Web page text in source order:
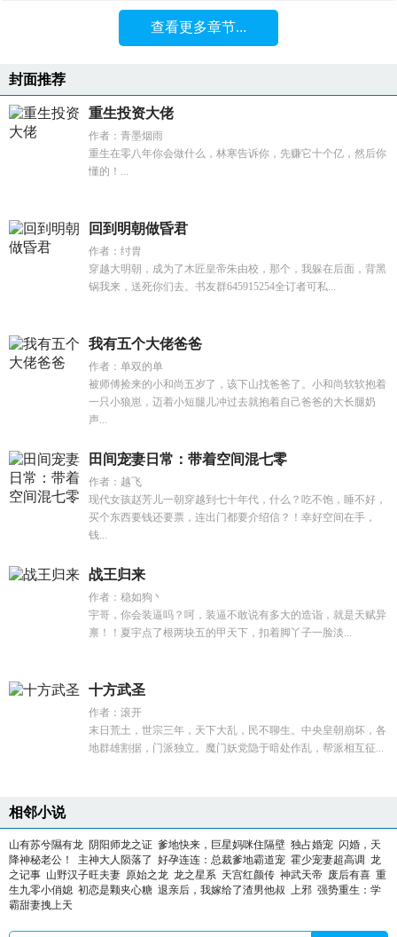
查看更多章节...
封面推荐
重生投资大佬
作者：青墨烟雨
重生在零八年你会做什么，林寒告诉你，先赚它十个亿，然后你
懂的！...
回到明朝做昏君
作者：纣胄
穿越大明朝，成为了木匠皇帝朱由校，那个，我躲在后面，背黑
锅我来，送死你们去。书友群645915254全订者可私...
我有五个大佬爸爸
作者：单双的单
被师傅捡来的小和尚五岁了，该下山找爸爸了。小和尚软软抱着
一只小狼崽，迈着小短腿儿冲过去就抱着自己爸爸的大长腿奶
声...
田间宠妻日常：带着空间混七零
作者：越飞
现代女孩赵芳儿一朝穿越到七十年代，什么？吃不饱，睡不好，
买个东西要钱还要票，连出门都要介绍信？！幸好空间在手，
钱...
战王归来
作者：稳如狗丶
宇哥，你会装逼吗？呵，装逼不敢说有多大的造诣，就是天赋异
禀！！夏宇点了根两块五的甲天下，扣着脚丫子一脸淡...
十方武圣
作者：滚开
末日荒土，世宗三年，天下大乱，民不聊生。中央皇朝崩坏，各
地群雄割据，门派独立。魔门妖党隐于暗处作乱，帮派相互征...
相邻小说
山有苏兮隰有龙 阴阳师龙之证 爹地快来，巨星妈咪住隔壁 独占婚宠 闪婚，天
降神秘老公！
主神大人陨落了 好孕连连：总裁爹地霸道宠 霍少宠妻超高调 龙
之记事 山野汉子旺夫妻 原始之龙 龙之星系 天宫红颜传 神武天帝 废后有喜 重
生九零小俏媳 初恋是颗夹心糖 退亲后，我嫁给了渣男他叔 上邪 强势重生：学
霸甜妻拽上天